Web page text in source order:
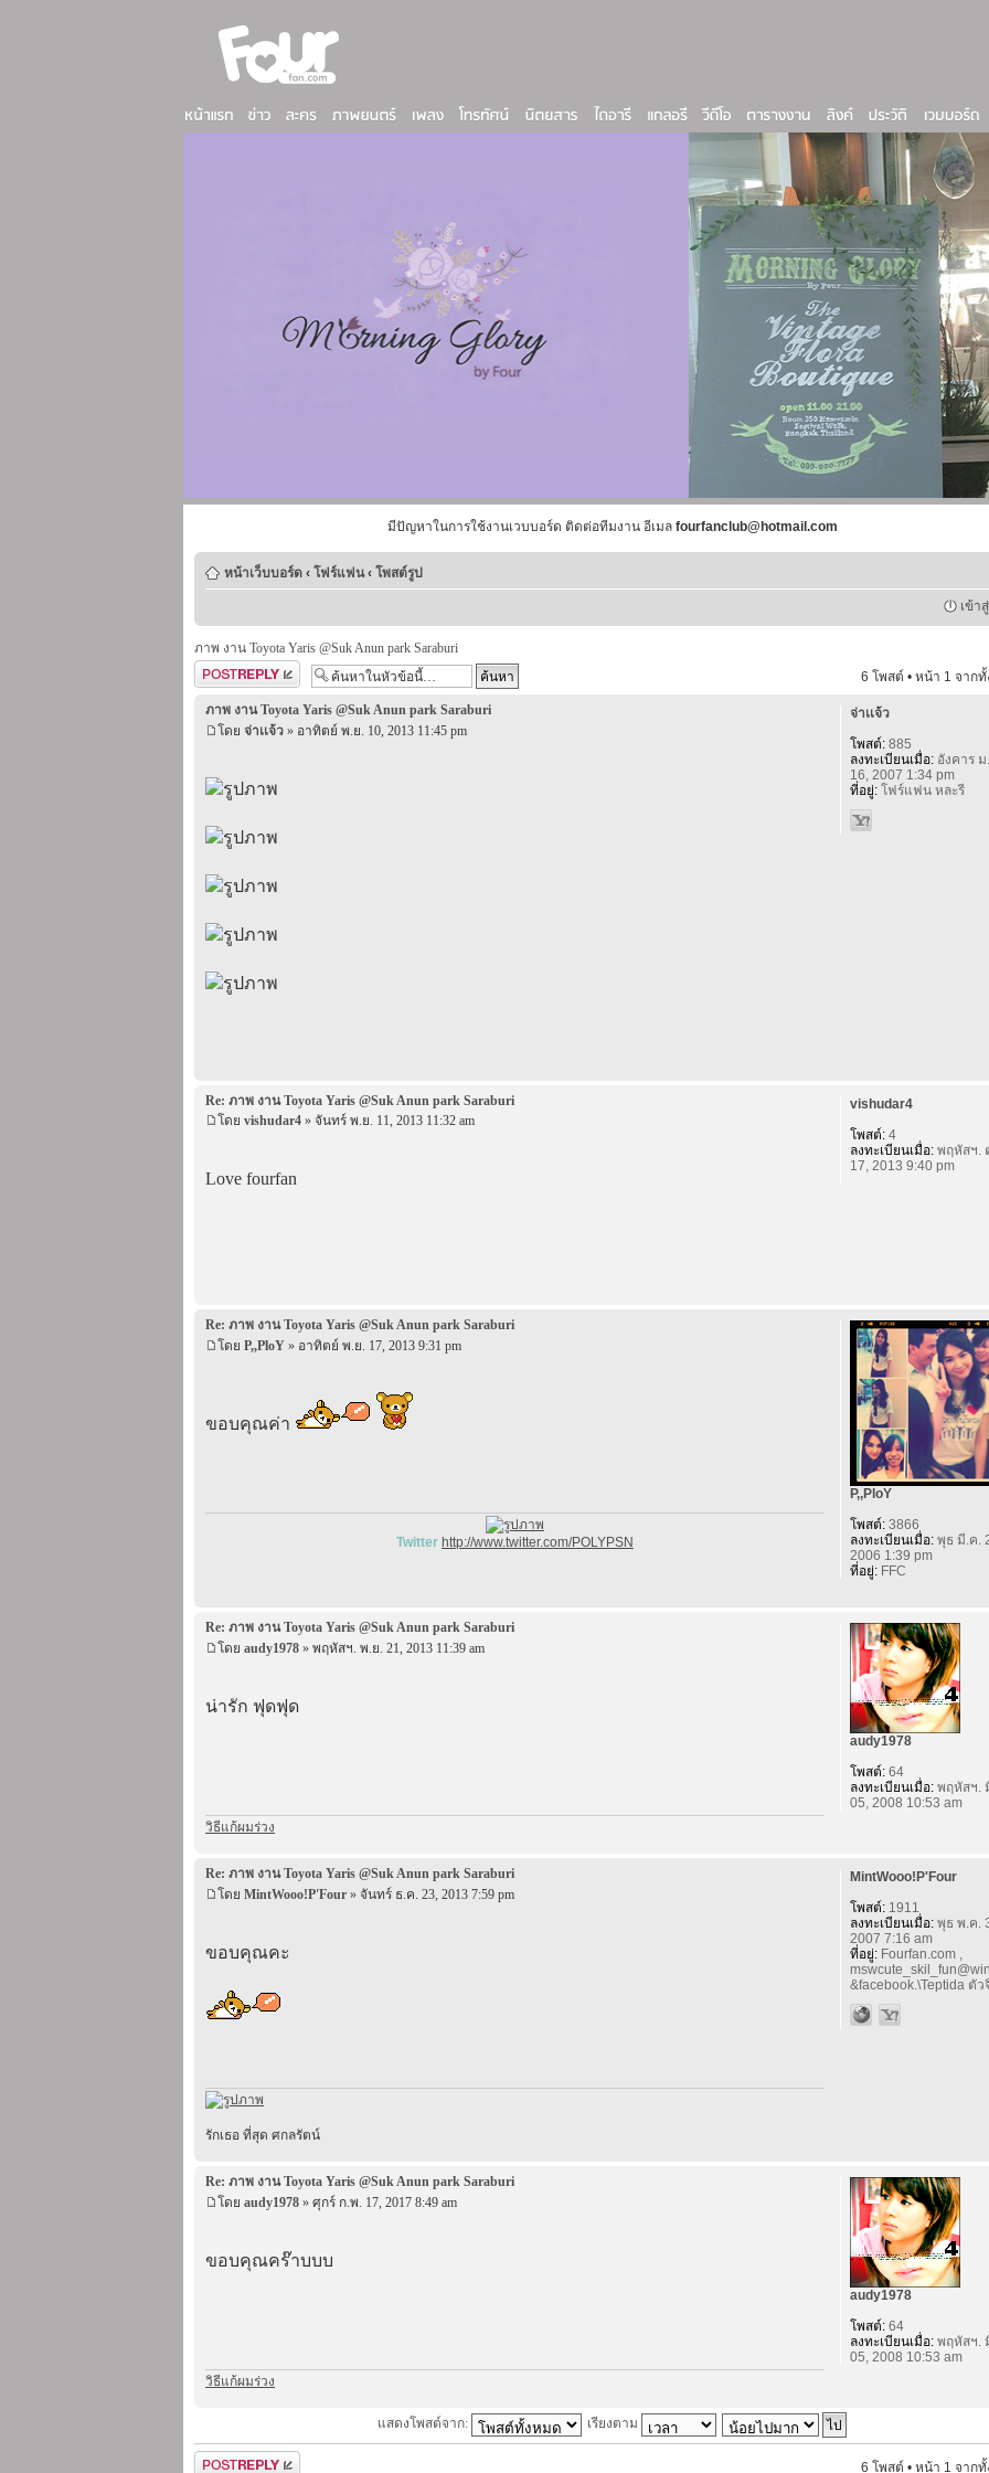
มีปัญหาในการใช้งานเวบบอร์ด ติดต่อทีมงาน อีเมล fourfanclub@hotmail.com
หน้าเว็บบอร์ด ‹ โฟร์แฟน ‹ โพสต์รูป
เข้า
ภาพ งาน Toyota Yaris @Suk Anun park Saraburi
ตอบกระทู้
6 โพสต์ • หน้า 1 จาก
ภาพ งาน Toyota Yaris @Suk Anun park Saraburi
โดย จ่าเเจ้ว » อาทิตย์ พ.ย. 10, 2013 11:45 pm
จ่าเเจ้ว
โพสต์:885
ลงทะเบียนเมื่อ:อังคาร ม
16, 2007 1:34 pm
ที่อยู่:โฟร์แฟน หละรี
Re: ภาพ งาน Toyota Yaris @Suk Anun park Saraburi
โดย vishudar4 » จันทร์ พ.ย. 11, 2013 11:32 am
Love fourfan
vishudar4
โพสต์:4
ลงทะเบียนเมื่อ:พฤหัสฯ.
17, 2013 9:40 pm
Re: ภาพ งาน Toyota Yaris @Suk Anun park Saraburi
โดย P,,PloY » อาทิตย์ พ.ย. 17, 2013 9:31 pm
ขอบคุณค่า
Twitter http://www.twitter.com/POLYPSN
P,,PloY
โพสต์:3866
ลงทะเบียนเมื่อ:พุธ มี.ค.
2006 1:39 pm
ที่อยู่:FFC
Re: ภาพ งาน Toyota Yaris @Suk Anun park Saraburi
โดย audy1978 » พฤหัสฯ. พ.ย. 21, 2013 11:39 am
น่ารัก ฟุดฟุด
วิธีแก้ผมร่วง
audy1978
โพสต์:64
ลงทะเบียนเมื่อ:พฤหัสฯ.
05, 2008 10:53 am
Re: ภาพ งาน Toyota Yaris @Suk Anun park Saraburi
โดย MintWooo!P'Four » จันทร์ ธ.ค. 23, 2013 7:59 pm
ขอบคุณคะ
รักเธอ ที่สุด ศกลรัตน์
MintWooo!P'Four
โพสต์:1911
ลงทะเบียนเมื่อ:พุธ พ.ค.
2007 7:16 am
ที่อยู่:Fourfan.com ,
&facebook.\Teptida ตัว
Re: ภาพ งาน Toyota Yaris @Suk Anun park Saraburi
โดย audy1978 » ศุกร์ ก.พ. 17, 2017 8:49 am
ขอบคุณคร๊าบบบ
วิธีแก้ผมร่วง
audy1978
โพสต์:64
ลงทะเบียนเมื่อ:พฤหัสฯ.
05, 2008 10:53 am
แสดงโพสต์จาก: เรียงตาม
ตอบกระทู้ 6 โพสต์ • หน้า 1 จาก